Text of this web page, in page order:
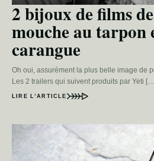
2 bijoux de films
mouche au tarpon
carangue
Oh oui, assurément la plus belle image de
Les 2 trailers qui suivent produits par Yeti
LIRE L’ARTICLE